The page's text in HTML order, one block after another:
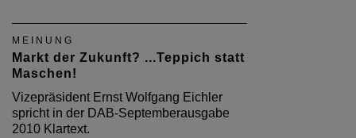
MEINUNG
Markt der Zukunft? ...Teppich statt
Maschen!
Vizepräsident Ernst Wolfgang Eichler
spricht in der DAB-Septemberausgabe
2010 Klartext.